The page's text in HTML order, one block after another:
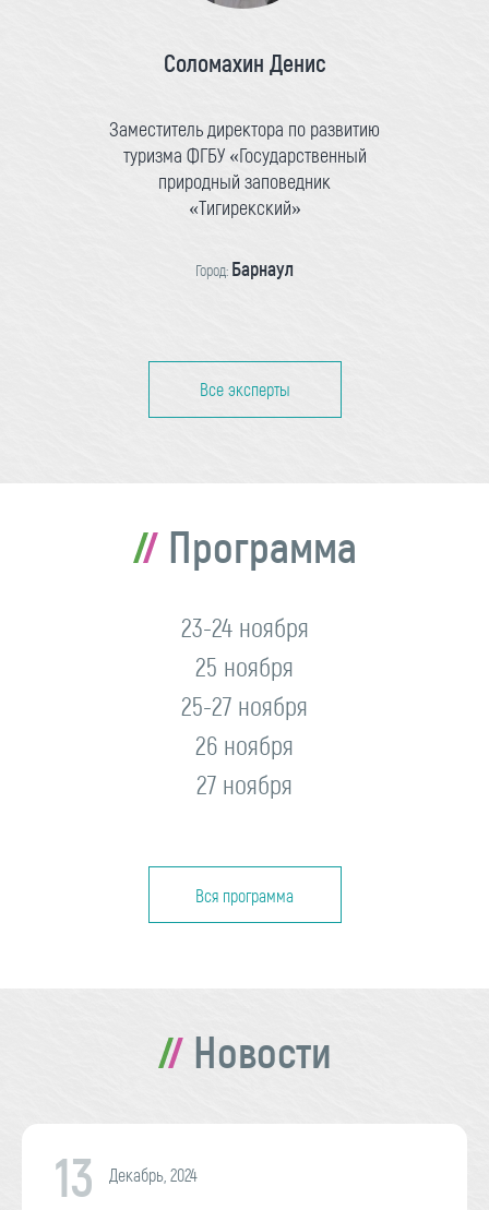
Соломахин Денис
Заместитель директора по развитию
туризма ФГБУ «Государственный
природный заповедник
«Тигирекский»
Город: Барнаул
Все эксперты
Программа
23-24 ноября
25 ноября
25-27 ноября
26 ноября
27 ноября
Вся программа
Новости
13 Декабрь, 2024